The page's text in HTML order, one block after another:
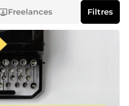
Freelances Filtres